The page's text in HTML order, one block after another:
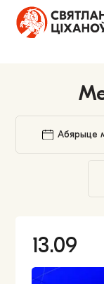
Абярыце
13.09